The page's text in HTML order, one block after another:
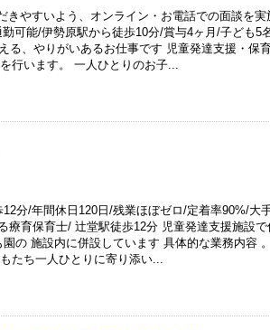
きやすいよう、オンライン・お電話での面談を実
可能/伊勢原駅から徒歩10分/賞与4ヶ月/子ども5
る、やりがいあるお仕事です 児童発達支援・保
行います。 一人ひとりのお子...
分/年間休日120日/残業ほぼゼロ/定着率90%/大
療育保育士/ 辻堂駅徒歩12分 児童発達支援施設で
の 施設内に併設しています 具体的な業務内容
たち一人ひとりに寄り添い...